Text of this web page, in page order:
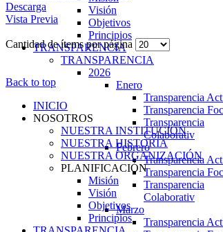
Visión
Objetivos
Principios
TRANSPARENCIA
TRANSPARENCIA
2026
Enero
Transparencia
Transparencia
Transparencia
Colaborativ
Febrero
Transparencia
Transparencia
Transparencia
Colaborativ
Marzo
Transparencia
Descarga
Vista Previa
Cantidad de ítems por página
Back to top
INICIO
NOSOTROS
NUESTRA INSTITUCIÓN
NUESTRA HISTORIA
NUESTRA ORGANIZACIÓN
PLANIFICACIÓN
Misión
Visión
Objetivos
Principios